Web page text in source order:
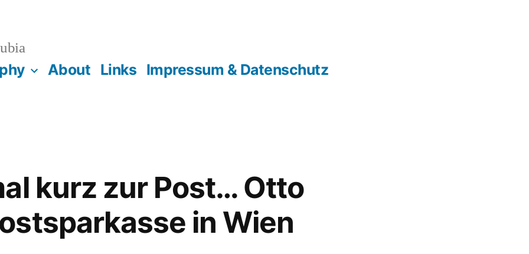
About Links Impressum & Datenschutz
kurz zur Post… Otto
in Wien